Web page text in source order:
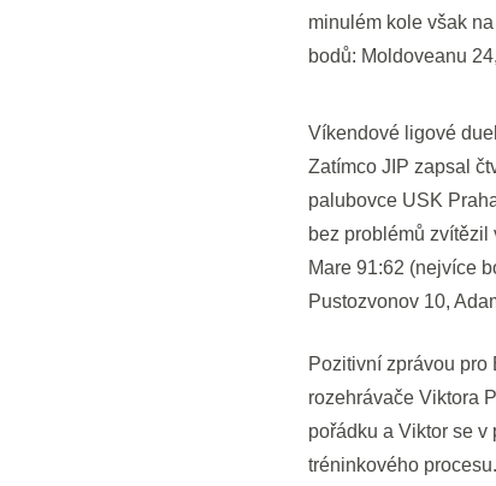
minulém kole však
bodů: Moldoveanu
Víkendové ligové
Zatímco JIP zapsal
palubovce USK
bez problémů
Mare 91:62 (nejvíce
Pustozvonov 10,
Pozitivní zprávou pro
rozehrávače Viktora
pořádku a Viktor se
tréninkového